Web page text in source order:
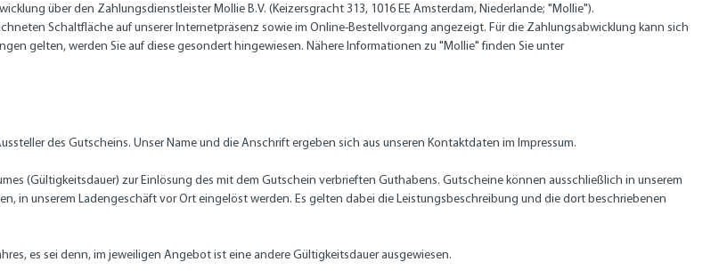
über den Zahlungsdienstleister Mollie B.V. (Keizersgracht 313, 1016 EE Amsterdam, Niederlande; "Mollie").
Schaltfläche auf unserer Internetpräsenz sowie im Online-Bestellvorgang angezeigt. Für die Zahlungsabwicklung kann sich
gelten, werden Sie auf diese gesondert hingewiesen. Nähere Informationen zu "Mollie" finden Sie unter
des Gutscheins. Unser Name und die Anschrift ergeben sich aus unseren Kontaktdaten im Impressum.
(Gültigkeitsdauer) zur Einlösung des mit dem Gutschein verbrieften Guthabens. Gutscheine können ausschließlich in unserem
in unserem Ladengeschäft vor Ort eingelöst werden. Es gelten dabei die Leistungsbeschreibung und die dort beschriebenen
es sei denn, im jeweiligen Angebot ist eine andere Gültigkeitsdauer ausgewiesen.